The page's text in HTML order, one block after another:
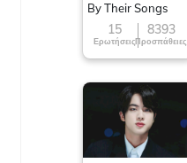
By Their Songs
15
Ερωτήσεις
8393
Προσπάθειες